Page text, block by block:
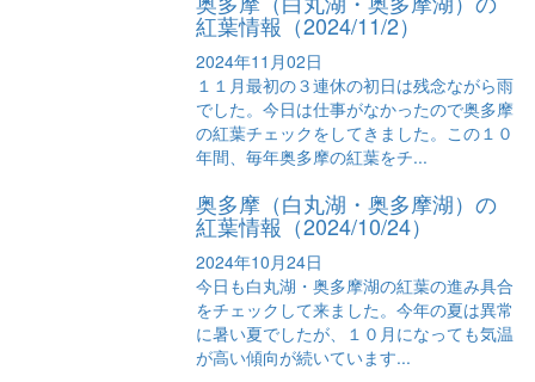
紅葉情報（2024/11/2）
2024年11月02日
１１月最初の３連休の初日は残念ながら雨
でした。今日は仕事がなかったので奥多摩
の紅葉チェックをしてきました。この１０
年間、毎年奥多摩の紅葉をチ...
奥多摩（白丸湖・奥多摩湖）の
紅葉情報（2024/10/24）
2024年10月24日
今日も白丸湖・奥多摩湖の紅葉の進み具合
をチェックして来ました。今年の夏は異常
に暑い夏でしたが、１０月になっても気温
が高い傾向が続いています...